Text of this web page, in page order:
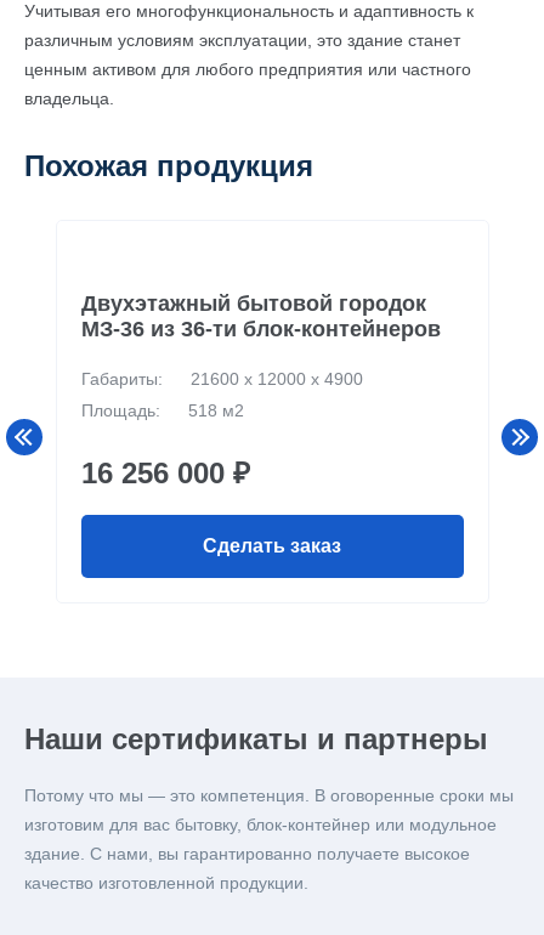
Учитывая его многофункциональность и адаптивность к
различным условиям эксплуатации, это здание станет
ценным активом для любого предприятия или частного
владельца.
Похожая продукция
Двухэтажный бытовой городок
МЗ-36 из 36-ти блок-контейнеров
Габариты:
21600 х 12000 х 4900
Площадь:
518 м2
16 256 000 ₽
Сделать заказ
Наши сертификаты и партнеры
Потому что мы — это компетенция. В оговоренные сроки мы
изготовим для вас бытовку, блок-контейнер или модульное
здание. С нами, вы гарантированно получаете высокое
качество изготовленной продукции.